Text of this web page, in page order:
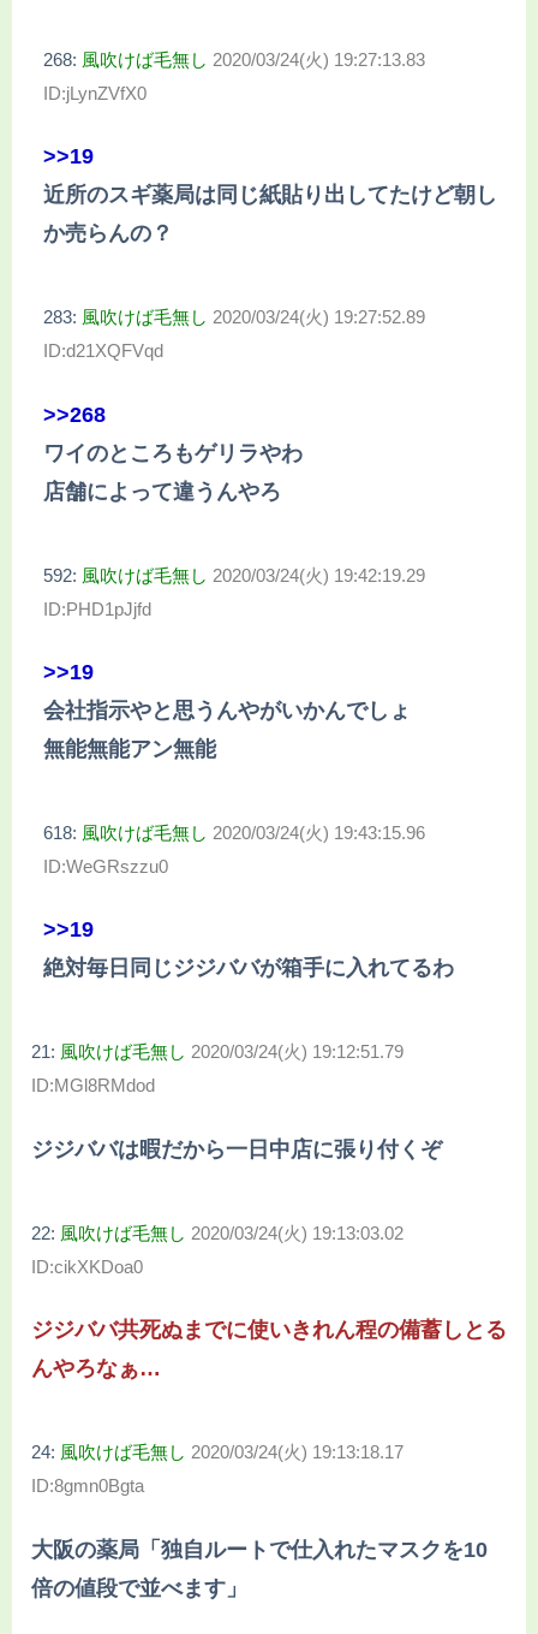
268: 風吹けば毛無し 2020/03/24(火) 19:27:13.83
ID:jLynZVfX0
>>19
近所のスギ薬局は同じ紙貼り出してたけど朝し
か売らんの？
283: 風吹けば毛無し 2020/03/24(火) 19:27:52.89
ID:d21XQFVqd
>>268
ワイのところもゲリラやわ
店舗によって違うんやろ
592: 風吹けば毛無し 2020/03/24(火) 19:42:19.29
ID:PHD1pJjfd
>>19
会社指示やと思うんやがいかんでしょ
無能無能アン無能
618: 風吹けば毛無し 2020/03/24(火) 19:43:15.96
ID:WeGRszzu0
>>19
絶対毎日同じジジババが箱手に入れてるわ
21: 風吹けば毛無し 2020/03/24(火) 19:12:51.79
ID:MGl8RMdod
ジジババは暇だから一日中店に張り付くぞ
22: 風吹けば毛無し 2020/03/24(火) 19:13:03.02
ID:cikXKDoa0
ジジババ共死ぬまでに使いきれん程の備蓄しとる
んやろなぁ…
24: 風吹けば毛無し 2020/03/24(火) 19:13:18.17
ID:8gmn0Bgta
大阪の薬局「独自ルートで仕入れたマスクを10
倍の値段で並べます」